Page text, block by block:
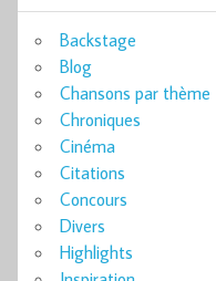
Backstage
Blog
Chansons par thème
Chroniques
Cinéma
Citations
Concours
Divers
Highlights